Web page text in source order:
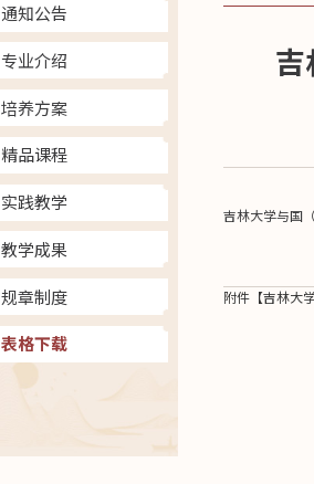
通知公告
专业介绍
培养方案
精品课程
实践教学
教学成果
规章制度
表格下载
吉林大学与国
附件【吉林大